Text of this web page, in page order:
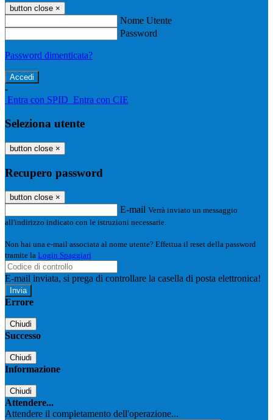
button close ×
Nome Utente
Password
Password dimenticata?
-
Entra con SPID Entra con CIE
Seleziona utente
button close ×
Recupero password
button close ×
E-mail Verrà inviato un messaggio
all'indirizzo indicato con le istruzioni necessarie.
Non hai una e-mail associata al nome utente? Effettua il reset della password
tramite la Login Spaggiari
E-mail inviata, si prega di controllare la casella di posta elettronica!
Errore
Chiudi
Successo
Chiudi
Informazione
Chiudi
Attendere...
Attendere il completamento dell'operazione...